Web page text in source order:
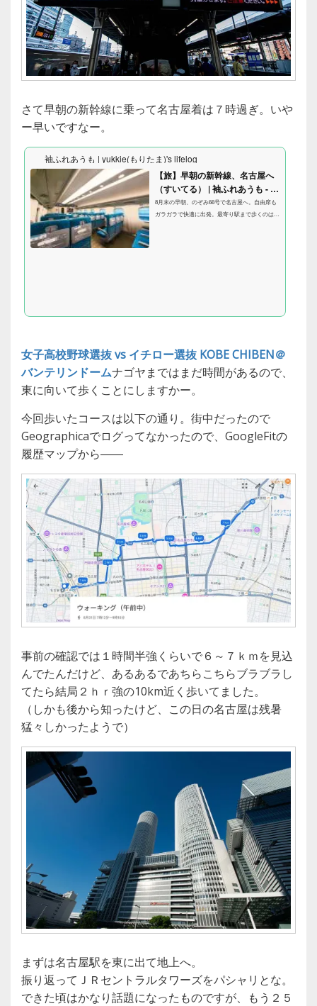
さて早朝の新幹線に乗って名古屋着は７時過ぎ。いや
ー早いですなー。
袖ふれあうも | yukkie(もりたま)'s lifelog
【旅】早朝の新幹線、名古屋へ
（すいてる） | 袖ふれあうも - y
ukkie(もりたま)'s ...
8月末の早朝、のぞみ66号で名古屋へ。自由席も
ガラガラで快適に出発。最寄り駅まで歩くのは大
女子高校野球選抜 vs イチロー選抜 KOBE CHIBEN＠
バンテリンドームナゴヤまではまだ時間があるので、
東に向いて歩くことにしますかー。
今回歩いたコースは以下の通り。街中だったので
Geographicaでログってなかったので、GoogleFitの
履歴マップから――
事前の確認では１時間半強くらいで６～７ｋｍを見込
んでたんだけど、あるあるであちらこちらブラブラし
てたら結局２ｈｒ強の10km近く歩いてました。
（しかも後から知ったけど、この日の名古屋は残暑
猛々しかったようで）
まずは名古屋駅を東に出て地上へ。
振り返ってＪＲセントラルタワーズをパシャリとな。
できた頃はかなり話題になったものですが、もう２５